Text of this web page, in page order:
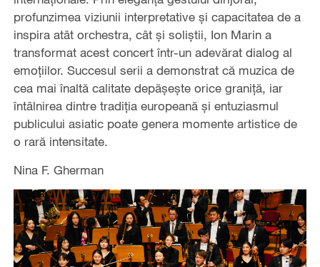
profunzimea viziunii interpretative și capacitatea de a
inspira atât orchestra, cât și soliștii, Ion Marin a
transformat acest concert într-un adevărat dialog al
emoțiilor. Succesul serii a demonstrat că muzica de
cea mai înaltă calitate depășește orice graniță, iar
întâlnirea dintre tradiția europeană și entuziasmul
publicului asiatic poate genera momente artistice de
o rară intensitate.
Nina F. Gherman